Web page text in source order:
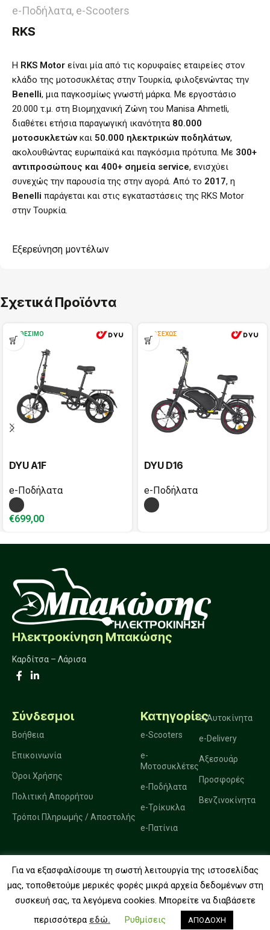
e-Ποδήλατα, e-Scooters
RKS
Η RKS Motor είναι μία από τις κορυφαίες εταιρείες στον
κλάδο της μοτοσυκλέτας στην Τουρκία, φιλοξενώντας την
Benelli, μια παγκοσμίως γνωστή μάρκα. Με εργοστάσιο
20.000 τ.μ. στη Βιομηχανική Ζώνη του Manisa Ahmetli,
διαθέτει ετήσια παραγωγική ικανότητα 80.000
μοτοσυκλετώνκαι 50.000 ηλεκτρικών ποδηλάτων,
ακολουθώντας ευρωπαϊκά και παγκόσμια πρότυπα. Με 300+
αντιπροσώπους και 400+ σημεία service, ενισχύει
συνεχώς την παρουσία της στην αγορά. Από το 2017, η
Benelli παράγεται και στις εγκαταστάσεις της RKS Motor
στην Τουρκία.
Εξερεύνηση μοντέλων
Σχετικά Προϊόντα
ΔΙΑΘΈΣΙΜΟ
DYU A1F
e-Ποδήλατα
€699,00
ΠΡΟΣΕΧΏΣ
DYU D16
e-Ποδήλατα
Ηλεκτροκίνηση Μπακώσης
Καρδίτσα – Λάρισα
Σύνδεσμοι
Βοήθεια
Επικοινωνία
Όροι Χρήσης
Πολιτική Απορρήτου
Τρόποι Πληρωμής / Αποστολής
Κατηγορίες
e-Scooters
e-
Μοτοσυκλέτες
e-Ποδήλατα
e-Τρίκυκλα
e-Πατίνια
e-Αυτοκίνητα
e-Delivery
Αξεσουάρ
Προσφορές
Βενζινοκίνητα
2025. Ηλεκτροκίνηση Μπακώσης.
Για να εξασφαλίσουμε τη σωστή λειτουργία της ιστοσελίδας
μας, τοποθετούμε μερικές φορές μικρά αρχεία δεδομένων στη
συσκευή σας, τα λεγόμενα cookies. Μπορείτε να διαβάσετε
περισσότερα εδώ. Ρυθμίσεις ΑΠΟΔΟΧΗ